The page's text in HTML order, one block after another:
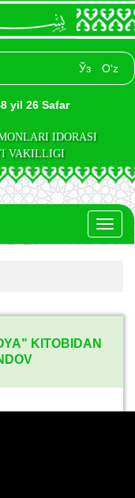
Ўз O‘z
yil 26 Safar
IDORASI
VAKILLIGI
KITOBIDAN